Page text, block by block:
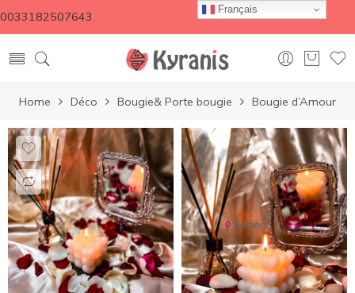
0033182507643
Home Déco Bougie& Porte bougie Bougie d’Amour
Français